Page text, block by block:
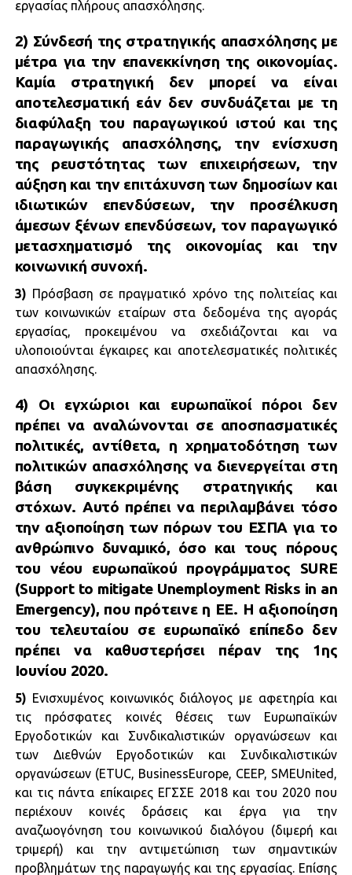
εργασίας πλήρους απασχόλησης.
2) Σύνδεσή της στρατηγικής απασχόλησης με
μέτρα για την επανεκκίνηση της οικονομίας.
Καμία στρατηγική δεν μπορεί να είναι
αποτελεσματική εάν δεν συνδυάζεται με τη
διαφύλαξη του παραγωγικού ιστού και της
παραγωγικής απασχόλησης, την ενίσχυση
της ρευστότητας των επιχειρήσεων, την
αύξηση και την επιτάχυνση των δημοσίων και
ιδιωτικών επενδύσεων, την προσέλκυση
άμεσων ξένων επενδύσεων, τον παραγωγικό
μετασχηματισμό της οικονομίας και την
κοινωνική συνοχή.
3) Πρόσβαση σε πραγματικό χρόνο της πολιτείας και
των κοινωνικών εταίρων στα δεδομένα της αγοράς
εργασίας, προκειμένου να σχεδιάζονται και να
υλοποιούνται έγκαιρες και αποτελεσματικές πολιτικές
απασχόλησης.
4) Οι εγχώριοι και ευρωπαϊκοί πόροι δεν
πρέπει να αναλώνονται σε αποσπασματικές
πολιτικές, αντίθετα, η χρηματοδότηση των
πολιτικών απασχόλησης να διενεργείται στη
βάση συγκεκριμένης στρατηγικής και
στόχων. Αυτό πρέπει να περιλαμβάνει τόσο
την αξιοποίηση των πόρων του ΕΣΠΑ για το
ανθρώπινο δυναμικό, όσο και τους πόρους
του νέου ευρωπαϊκού προγράμματος SURE
(Support to mitigate Unemployment Risks in an
Emergency), που πρότεινε η ΕΕ. H αξιοποίηση
του τελευταίου σε ευρωπαϊκό επίπεδο δεν
πρέπει να καθυστερήσει πέραν της 1ης
Ιουνίου 2020.
5) Ενισχυμένος κοινωνικός διάλογος με αφετηρία και
τις πρόσφατες κοινές θέσεις των Ευρωπαϊκών
Εργοδοτικών και Συνδικαλιστικών οργανώσεων και
των Διεθνών Εργοδοτικών και Συνδικαλιστικών
οργανώσεων (ETUC, BusinessEurope, CEEP, SMEUnited,
και τις πάντα επίκαιρες ΕΓΣΣΕ 2018 και του 2020 που
περιέχουν κοινές δράσεις και έργα για την
αναζωογόνηση του κοινωνικού διαλόγου (διμερή και
τριμερή) και την αντιμετώπιση των σημαντικών
προβλημάτων της παραγωγής και της εργασίας. Επίσης